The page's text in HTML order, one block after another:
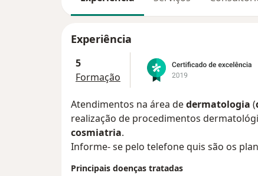
Experiência
5
Formação
Atendimentos na área dedermatologia (
realização de procedimentos
cosmiatria.
Informe- se pelo telefone quis são os
Principais doenças tratadas